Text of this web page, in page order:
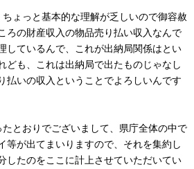
ょっと基本的な理解が乏しいので御容赦
ろの財産収入の物品売り払い収入なんで
しているんで、これが出納局関係はとい
ども、これは出納局で出たものじゃなし
払いの収入ということでよろしいんです
とおりでございまして、県庁全体の中で
等が出てまいりますので、それを集約し
したのをここに計上させていただいてい